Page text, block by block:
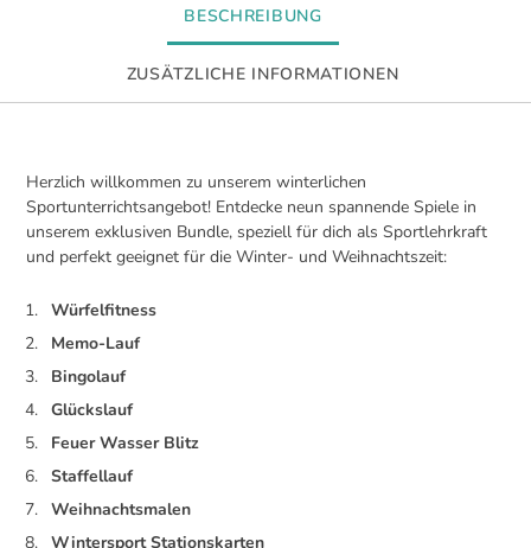
BESCHREIBUNG
ZUSÄTZLICHE INFORMATIONEN
Herzlich willkommen zu unserem winterlichen
Sportunterrichtsangebot! Entdecke neun spannende Spiele in
unserem exklusiven Bundle, speziell für dich als Sportlehrkraft
und perfekt geeignet für die Winter- und Weihnachtszeit:
Würfelfitness
Memo-Lauf
Bingolauf
Glückslauf
Feuer Wasser Blitz
Staffellauf
Weihnachtsmalen
Wintersport Stationskarten